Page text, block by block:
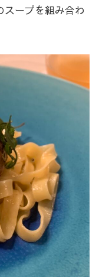
ープを組み合わ